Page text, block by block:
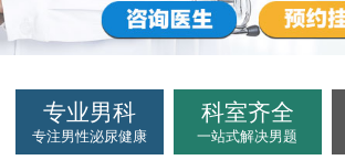
专业男科
专注男性泌尿健康
科室齐全
一站式解决男题